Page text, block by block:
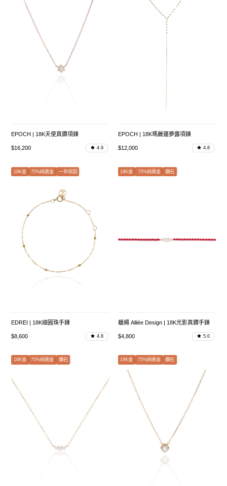
EPOCH | 18K天使真鑽項鍊
$16,200 4.9
EPOCH | 18K瑪麗蓮夢露項鍊
$12,000 4.8
18K金 75%純黃金 一年保固
EDREI | 18K細圓珠手鍊
$8,600 4.8
18K金 75%純黃金 鑽石
蠟繩 Alliée Design | 18K光影真鑽手鍊
$4,800 5.0
18K金 75%純黃金 鑽石 18K金 75%純黃金 鑽石